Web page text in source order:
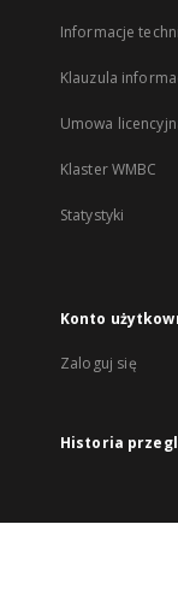
Informacje
Klauzula
Umowa
Klaster WMBC
Statystyki
Konto
Zaloguj się
Historia